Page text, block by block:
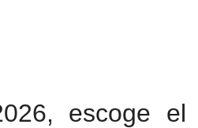
escoge el